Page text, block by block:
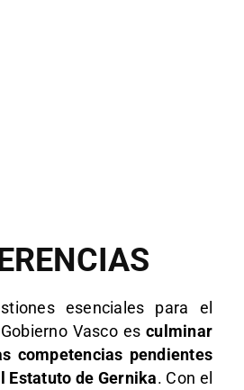
esenciales para el
Vasco es culminar
competencias pendientes
Estatuto de Gernika. Con el